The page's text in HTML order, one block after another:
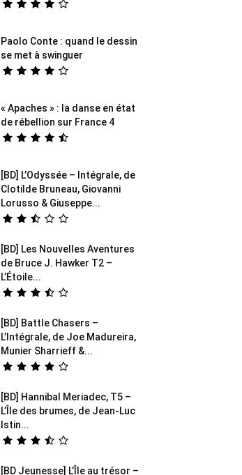
Paolo Conte : quand le dessin
se met à swinguer
« Apaches » : la danse en état
de rébellion sur France 4
[BD] L’Odyssée – Intégrale, de
Clotilde Bruneau, Giovanni
Lorusso & Giuseppe...
[BD] Les Nouvelles Aventures
de Bruce J. Hawker T2 –
L’Étoile...
[BD] Battle Chasers –
L’Intégrale, de Joe Madureira,
Munier Sharrieff &...
[BD] Hannibal Meriadec, T5 –
L’Île des brumes, de Jean-Luc
Istin...
[BD Jeunesse] L’Île au trésor –